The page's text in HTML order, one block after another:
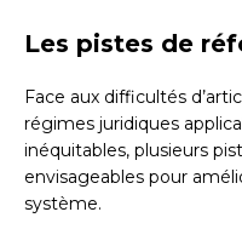
Les pistes de
Face aux difficultés
régimes juridiques
inéquitables, plusieurs
envisageables pour
système.